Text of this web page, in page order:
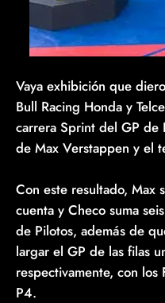
Vaya exhibición que
Bull Racing Honda y
carrera Sprint del GP de
de Max Verstappen y el
Con este resultado, Max
cuenta y Checo suma
de Pilotos, además de
largar el GP de las filas
respectivamente, con
P4.